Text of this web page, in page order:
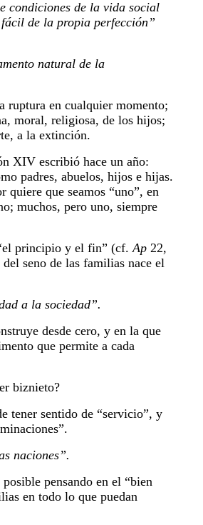
condiciones de la vida social
de la propia perfección”
natural de la
ruptura en cualquier momento;
moral, religiosa, de los hijos;
a la extinción.
XIV escribió hace un año:
padres, abuelos, hijos e hijas.
quiere que seamos “uno”, en
muchos, pero uno, siempre
principio y el fin” (cf. Ap 22,
seno de las familias nace el
a la sociedad”.
desde cero, y en la que
que permite a cada
biznieto?
tener sentido de “servicio”, y
naciones”.
pensando en el “bien
en todo lo que puedan